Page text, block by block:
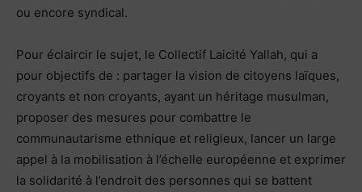
ou encore syndical.
Pour éclaircir le sujet, le Collectif Laicité Yallah, qui a
pour objectifs de : partager la vision de citoyens laïques,
croyants et non croyants, ayant un héritage musulman,
proposer des mesures pour combattre le
communautarisme ethnique et religieux, lancer un large
appel à la mobilisation à l’échelle européenne et exprimer
la solidarité à l’endroit des personnes qui se battent